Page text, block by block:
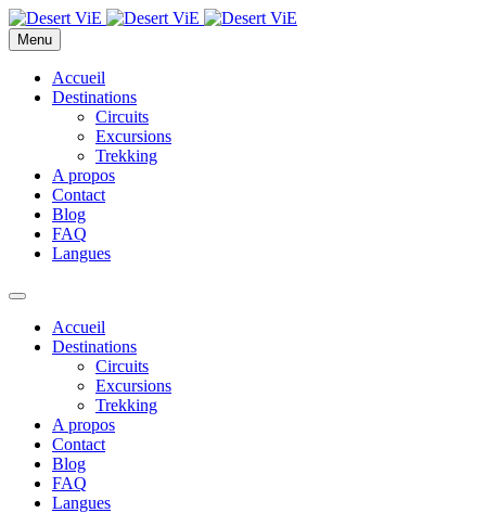
Menu
Accueil
Destinations
Circuits
Excursions
Trekking
A propos
Contact
Blog
FAQ
Langues
Accueil
Destinations
Circuits
Excursions
Trekking
A propos
Contact
Blog
FAQ
Langues